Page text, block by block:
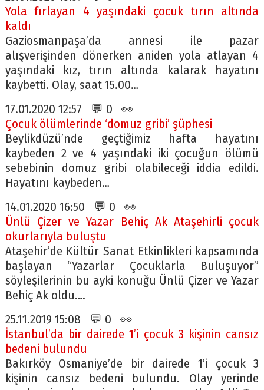
Yola fırlayan 4 yaşındaki çocuk tırın altında
kaldı
Gaziosmanpaşa’da annesi ile pazar
alışverişinden dönerken aniden yola atlayan 4
yaşındaki kız, tırın altında kalarak hayatını
kaybetti. Olay, saat 15.00…
17.01.2020 12:57 💬 0 👀
Çocuk ölümlerinde ‘domuz gribi’ şüphesi
Beylikdüzü’nde geçtiğimiz hafta hayatını
kaybeden 2 ve 4 yaşındaki iki çocuğun ölümü
sebebinin domuz gribi olabileceği iddia edildi.
Hayatını kaybeden…
14.01.2020 16:50 💬 0 👀
Ünlü Çizer ve Yazar Behiç Ak Ataşehirli çocuk
okurlarıyla buluştu
Ataşehir’de Kültür Sanat Etkinlikleri kapsamında
başlayan “Yazarlar Çocuklarla Buluşuyor”
söyleşilerinin bu ayki konuğu Ünlü Çizer ve Yazar
Behiç Ak oldu….
25.11.2019 15:08 💬 0 👀
İstanbul’da bir dairede 1’i çocuk 3 kişinin cansız
bedeni bulundu
Bakırköy Osmaniye’de bir dairede 1’i çocuk 3
kişinin cansız bedeni bulundu. Olay yerinde